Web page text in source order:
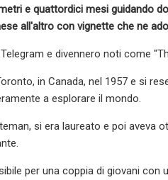
e quattordici mesi guidando
all'altro con vignette che ne
e divennero noti come
in Canada, nel 1957 e si
a esplorare il mondo.
si era laureato e poi
per una coppia di giovani con